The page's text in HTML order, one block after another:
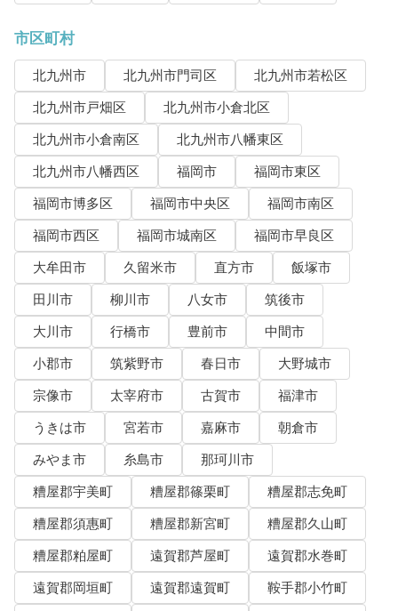
市区町村
北九州市 北九州市門司区
北九州市若松区
北九州市戸畑区
北九州市小倉北区
北九州市小倉南区
北九州市八幡東区
北九州市八幡西区
福岡市
福岡市東区
福岡市博多区
福岡市中央区
福岡市南区
福岡市西区
福岡市城南区
福岡市早良区
大牟田市
久留米市 直方市
飯塚市
田川市
柳川市 八女市
筑後市
大川市
行橋市 豊前市
中間市
小郡市
筑紫野市 春日市
大野城市
宗像市
太宰府市 古賀市
福津市
うきは市
宮若市 嘉麻市
朝倉市
みやま市
糸島市
那珂川市
糟屋郡宇美町
糟屋郡篠栗町
糟屋郡志免町
糟屋郡須惠町
糟屋郡新宮町
糟屋郡久山町
糟屋郡粕屋町
遠賀郡芦屋町
遠賀郡水巻町
遠賀郡岡垣町
遠賀郡遠賀町
鞍手郡小竹町